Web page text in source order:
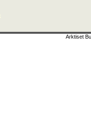
Arktiset